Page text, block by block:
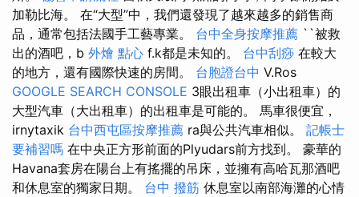
加勒比海。 在“大型”中，我們還發現了越來越多的銷售商
品，通常包括法國手工藝專業。 台中全身按摩推薦 ``被救
出的酒吧，b 外燴 點心 f.k都是未知的。 台中刮痧 在較大
的地方，還有國際快速的房間。 台胞證台中 V.Ros
GOOGLE SEARCH CONSOLE 3眼出租車（小出租車）的
大型汽車（大出租車）的出租車是可能的。 馬車很便宜，
irnytaxik 台中西屯區按摩推薦 ra與公共汽車相似。 記帳士
要補習嗎 在中央正方形前面的Plyudars前方找到。 豪華的
Havana套房在陽台上有搖擺的吊床，並擁有高哈瓦那酒吧
和休息室的獨家日期。 台中 撥筋 休息室以南部海灘的心情